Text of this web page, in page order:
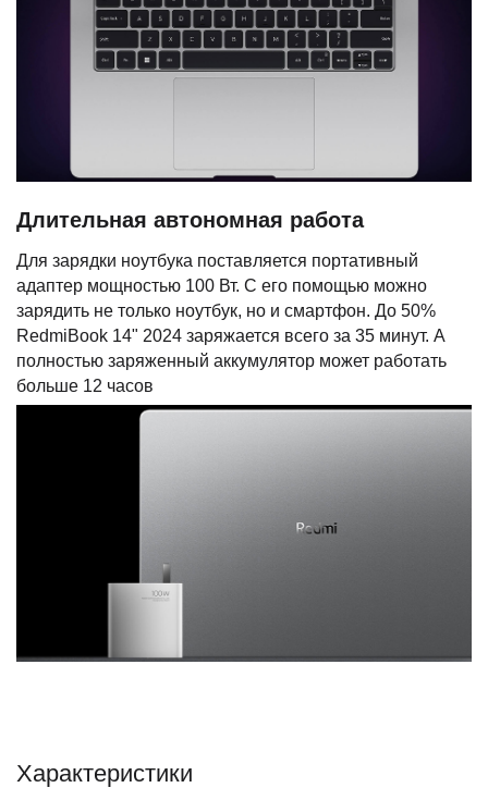
Длительная автономная работа
Для зарядки ноутбука поставляется портативный
адаптер мощностью 100 Вт. С его помощью можно
зарядить не только ноутбук, но и смартфон. До 50%
RedmiBook 14" 2024 заряжается всего за 35 минут. А
полностью заряженный аккумулятор может работать
больше 12 часов
Характеристики